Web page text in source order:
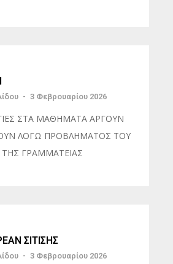
- 3 Φεβρουαρίου 2026
ΣΤΑ ΜΑΘΗΜΑΤΑ ΑΡΓΟΥΝ
ΛΟΓΩ ΠΡΟΒΛΗΜΑΤΟΣ ΤΟΥ
ΓΡΑΜΜΑΤΕΙΑΣ
ΣΙΤΙΣΗΣ
- 3 Φεβρουαρίου 2026